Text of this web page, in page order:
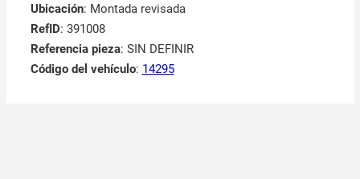
Ubicación: Montada revisada
RefID: 391008
Referencia pieza: SIN DEFINIR
Código del vehículo: 14295